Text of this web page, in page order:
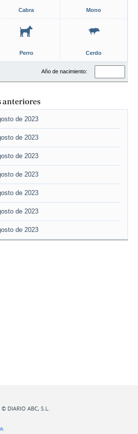
Cabra Mono
Perro Cerdo
Año de nacimiento:
anteriores
de 2023
de 2023
de 2023
de 2023
de 2023
de 2023
de 2023
DIARIO ABC, S.L.